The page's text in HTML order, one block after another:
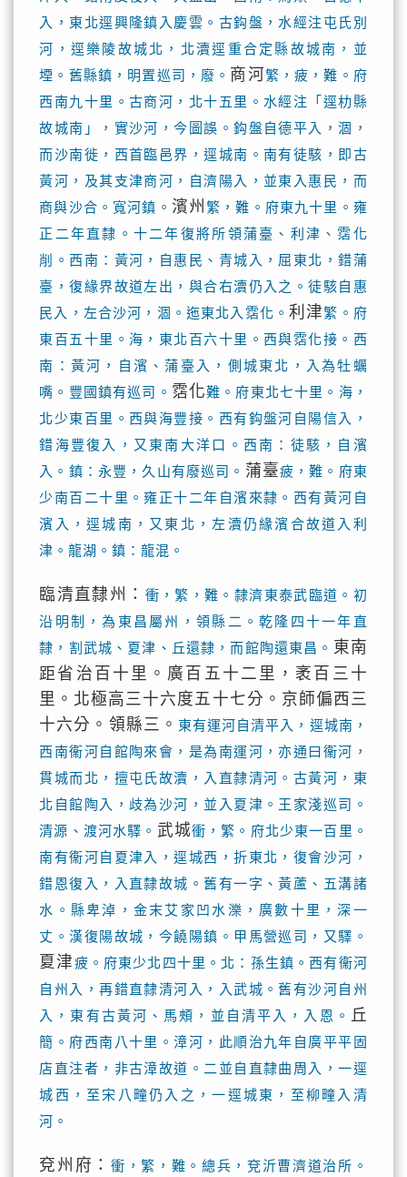
入，東北逕興隆鎮入慶雲。古鈎盤，水經注屯氏別
河，逕樂陵故城北，北瀆逕重合定縣故城南，並
堙。舊縣鎮，明置巡司，廢。 商河 繁，疲，難。府
西南九十里。古商河，北十五里。水經注「逕朸縣
故城南」，實沙河，今圖誤。鈎盤自德平入，涸，
而沙南徙，西首臨邑界，逕城南。南有徒駭，即古
黃河，及其支津商河，自濟陽入，並東入惠民，而
商與沙合。寬河鎮。 濱州繁，難。府東九十里。雍
正二年直隸。十二年復將所領蒲臺、利津、霑化
削。西南：黃河，自惠民、青城入，屈東北，錯蒲
臺，復緣界故道左出，與合右瀆仍入之。徒駭自惠
民入，左合沙河，涸。迤東北入霑化。利津繁。府
東百五十里。海，東北百六十里。西與霑化接。西
南：黃河，自濱、蒲臺入，側城東北，入為牡蠣
嘴。豐國鎮有巡司。 霑化難。府東北七十里。海，
北少東百里。西與海豐接。西有鈎盤河自陽信入，
錯海豐復入，又東南大洋口。西南：徒駭，自濱
入。鎮：永豐，久山有廢巡司。 蒲臺疲，難。府東
少南百二十里。雍正十二年自濱來隸。西有黃河自
濱入，逕城南，又東北，左瀆仍緣濱合故道入利
津。龍湖。鎮：龍混。
臨清直隸州： 衝，繁，難。隸濟東泰武臨道。初
沿明制，為東昌屬州，領縣二。乾隆四十一年直
隸，割武城、夏津、丘還隸，而館陶還東昌。 東南
距省治百十里。廣百五十二里，袤百三十
里。北極高三十六度五十七分。京師偏西三
十六分。領縣三。 東有運河自清平入，逕城南，
西南衞河自館陶來會，是為南運河，亦通曰衞河，
貫城而北，擅屯氏故瀆，入直隸清河。古黃河，東
北自館陶入，歧為沙河，並入夏津。王家淺巡司。
清源、渡河水驛。 武城衝，繁。府北少東一百里。
南有衞河自夏津入，逕城西，折東北，復會沙河，
錯恩復入，入直隸故城。舊有一字、黃蘆、五溝諸
水。縣卑淖，金末艾家凹水濼，廣數十里，深一
丈。漢復陽故城，今饒陽鎮。甲馬營巡司，又驛。
夏津疲。府東少北四十里。北：孫生鎮。西有衞河
自州入，再錯直隸清河入，入武城。舊有沙河自州
入，東有古黃河、馬頰，並自清平入，入恩。 丘
簡。府西南八十里。漳河，此順治九年自廣平平固
店直注者，非古漳故道。二並自直隸曲周入，一逕
城西，至宋八疃仍入之，一逕城東，至柳疃入清
河。
兗州府： 衝，繁，難。總兵，兗沂曹濟道治所。